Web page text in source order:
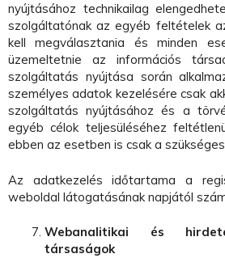
nyújtásához technikailag
szolgáltatónak az egyéb feltételek
kell megválasztania és minden
üzemeltetnie az információs
szolgáltatás nyújtása során
személyes adatok kezelésére csak
szolgáltatás nyújtásához és a
egyéb célok teljesüléséhez
ebben az esetben is csak a
Az adatkezelés időtartama a
weboldal látogatásának napjától
Webanalitikai és
társaságok